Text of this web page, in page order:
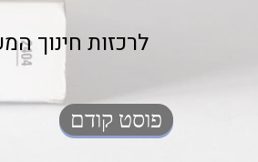
לרכזות חינוך
פוסט קודם